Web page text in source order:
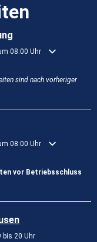
auszublenden
08:00 Uhr
sind nach vorheriger
auszublenden
08:00 Uhr
vor Betriebsschluss
bis 20 Uhr